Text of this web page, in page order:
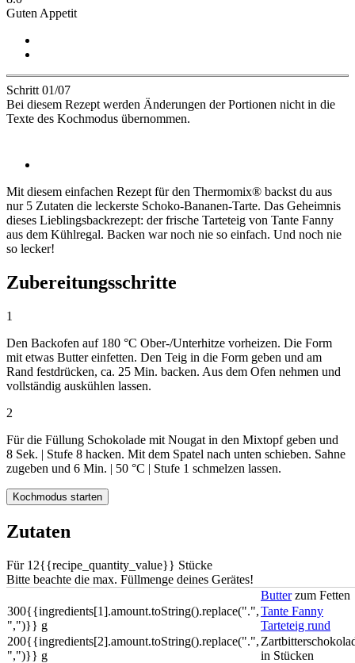
Guten Appetit
Schritt 01/07
Bei diesem Rezept werden Änderungen der Portionen nicht in die
Texte des Kochmodus übernommen.
Mit diesem einfachen Rezept für den Thermomix® backst du aus
nur 5 Zutaten die leckerste Schoko-Bananen-Tarte. Das Geheimnis
dieses Lieblingsbackrezept: der frische Tarteteig von Tante Fanny
aus dem Kühlregal. Backen war noch nie so einfach. Und noch nie
so lecker!
Zubereitungsschritte
1
Den Backofen auf 180 °C Ober-/Unterhitze vorheizen. Die Form
mit etwas Butter einfetten. Den Teig in die Form geben und am
Rand festdrücken, ca. 25 Min. backen. Aus dem Ofen nehmen und
vollständig auskühlen lassen.
2
Für die Füllung Schokolade mit Nougat in den Mixtopf geben und
8 Sek. | Stufe 8 hacken. Mit dem Spatel nach unten schieben. Sahne
zugeben und 6 Min. | 50 °C | Stufe 1 schmelzen lassen.
Kochmodus starten
Zutaten
Für 12{{recipe_quantity_value}} Stücke
Bitte beachte die max. Füllmenge deines Gerätes!
Butterzum Fetten
300{{ingredients[1].amount.toString().replace(".",
",")}} g
Tante Fanny
Tarteteig rund
200{{ingredients[2].amount.toString().replace(".",
",")}} g
in Stücken